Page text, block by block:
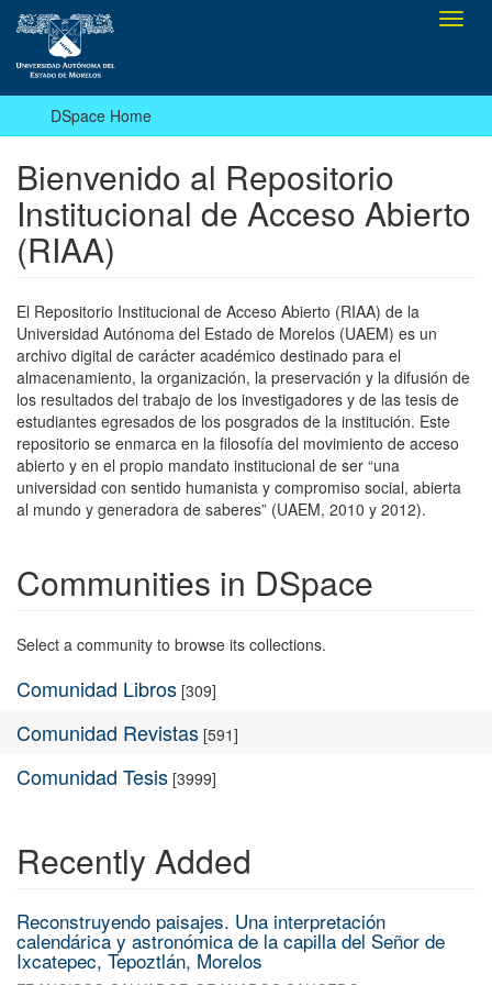
DSpace Home
Bienvenido al Repositorio
Institucional de Acceso Abierto
(RIAA)
El Repositorio Institucional de Acceso Abierto (RIAA) de la
Universidad Autónoma del Estado de Morelos (UAEM) es un
archivo digital de carácter académico destinado para el
almacenamiento, la organización, la preservación y la difusión de
los resultados del trabajo de los investigadores y de las tesis de
estudiantes egresados de los posgrados de la institución. Este
repositorio se enmarca en la filosofía del movimiento de acceso
abierto y en el propio mandato institucional de ser “una
universidad con sentido humanista y compromiso social, abierta
al mundo y generadora de saberes” (UAEM, 2010 y 2012).
Communities in DSpace
Select a community to browse its collections.
Comunidad Libros [309]
Comunidad Revistas [591]
Comunidad Tesis [3999]
Recently Added
Reconstruyendo paisajes. Una interpretación
calendárica y astronómica de la capilla del Señor de
Ixcatepec, Tepoztlán, Morelos